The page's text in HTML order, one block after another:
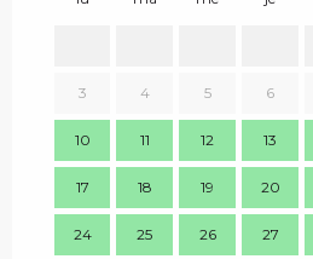
3 4 5 6
10 11 12 13
17 18 19 20
24 25 26 27